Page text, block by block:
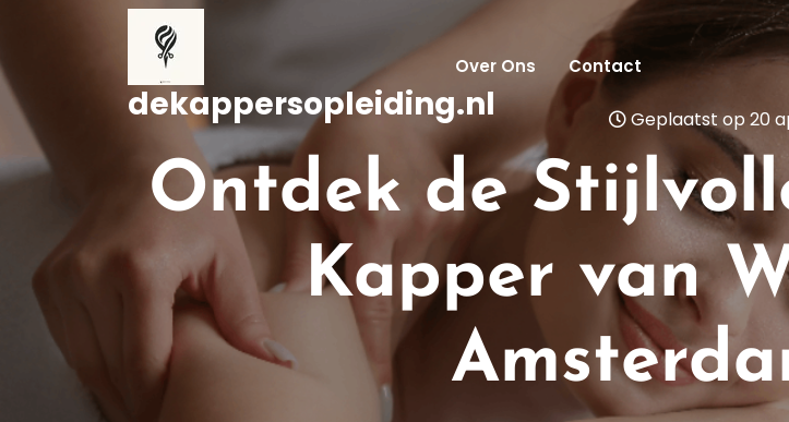
inhoud
gaan
dekappersopleiding.nl
Over Ons Contact
Geplaatst op 20
Ontdek de
Kapper van